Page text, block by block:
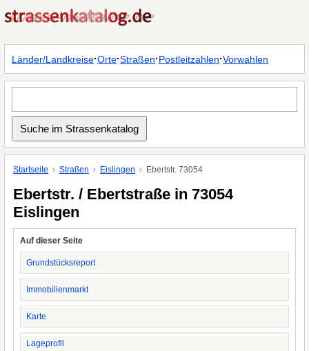
Länder/Landkreise·Orte·Straßen·Postleitzahlen·Vorwahlen
Startseite Straßen Eislingen Ebertstr. 73054
Ebertstr. / Ebertstraße in 73054
Eislingen
Auf dieser Seite
Grundstücksreport
Immobilienmarkt
Karte
Lageprofil